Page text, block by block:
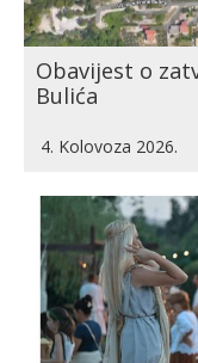
Obavijest o
Bulića
4. Kolovoza 2026.